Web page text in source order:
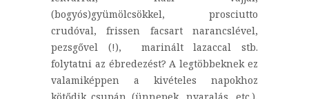
(bogyós)gyümölcsökkel, prosciutto
crudóval, frissen facsart narancslével,
pezsgővel (!), marinált lazaccal stb.
folytatni az ébredezést? A legtöbbeknek ez
valamiképpen a kivételes napokhoz